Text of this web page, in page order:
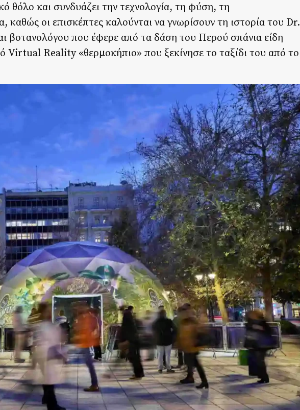
θόλο και συνδυάζει την τεχνολογία, τη φύση, τη
καθώς οι επισκέπτες καλούνται να γνωρίσουν τη ιστορία του Dr.
βοτανολόγου που έφερε από τα δάση του Περού σπάνια είδη
Virtual Reality «θερμοκήπιο» που ξεκίνησε το ταξίδι του από το